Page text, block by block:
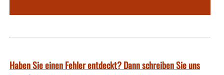
Haben Sie einen Fehler entdeckt? Dann schreiben Sie uns